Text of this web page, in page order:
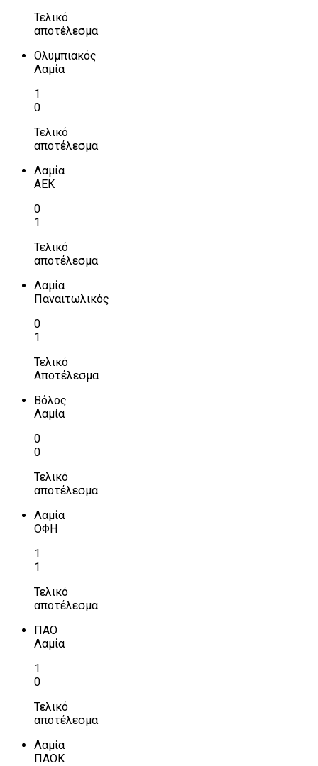
Τελικό
αποτέλεσμα
Ολυμπιακός
Λαμία
1
0
Τελικό
αποτέλεσμα
Λαμία
ΑΕΚ
0
1
Τελικό
αποτέλεσμα
Λαμία
Παναιτωλικός
0
1
Τελικό
Αποτέλεσμα
Βόλος
Λαμία
0
0
Τελικό
αποτέλεσμα
Λαμία
ΟΦΗ
1
1
Τελικό
αποτέλεσμα
ΠΑΟ
Λαμία
1
0
Τελικό
αποτέλεσμα
Λαμία
ΠΑΟΚ